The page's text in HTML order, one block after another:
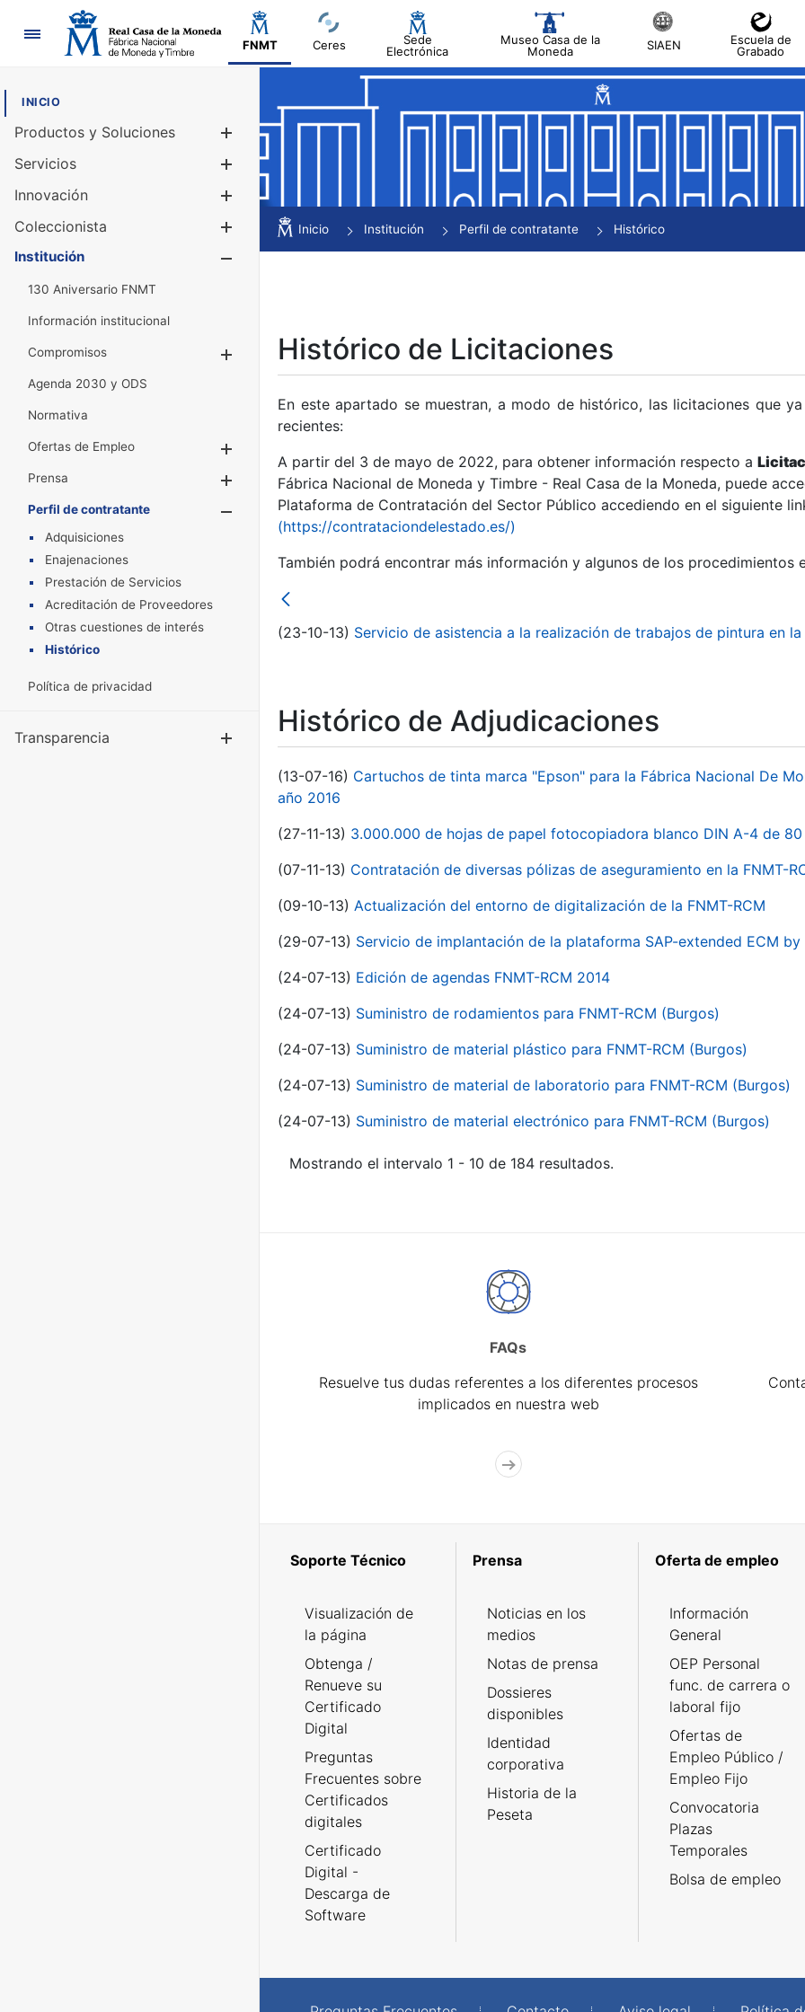
Navegación
FNMT Ceres
Sede
Electrónica
Museo Casa de la
Moneda
SIAEN
Escuela de
Grabado
INICIO
Productos y Soluciones
Mostrar/Ocultar
Servicios
Innovación
Coleccionista
Mostrar/Ocultar
Institución
130 Aniversario FNMT
Información institucional
Compromisos
Mostrar/Ocultar
Agenda 2030 y ODS
Normativa
Ofertas de Empleo
Prensa
Mostrar/Ocultar
Perfil de contratante
Mostrar/Ocultar
Adquisiciones
Enajenaciones
Prestación de Servicios
Acreditación de Proveedores
Otras cuestiones de interés
Histórico
Política de privacidad
Transparencia
Inicio Institución Perfil de contratante Histórico
Histórico de Licitaciones
En este apartado se muestran, a modo de histórico, las licitaciones que
recientes:
A partir del 3 de mayo de 2022, para obtener información respecto a
Fábrica Nacional de Moneda y Timbre - Real Casa de la Moneda, puede
Plataforma de Contratación del Sector Público accediendo en el siguiente
(https://contrataciondelestado.es/)
También podrá encontrar más información y algunos de los procedimientos
(23-10-13) Servicio de asistencia a la realización de trabajos de pintura en
Histórico de Adjudicaciones
(13-07-16) Cartuchos de tinta marca "Epson" para la Fábrica Nacional De
año 2016
(27-11-13) 3.000.000 de hojas de papel fotocopiadora blanco DIN A-4 de 80
(07-11-13) Contratación de diversas pólizas de aseguramiento en la FNMT-
(09-10-13) Actualización del entorno de digitalización de la FNMT-RCM
(29-07-13) Servicio de implantación de la plataforma SAP-extended ECM by
(24-07-13) Edición de agendas FNMT-RCM 2014
(24-07-13) Suministro de rodamientos para FNMT-RCM (Burgos)
(24-07-13) Suministro de material plástico para FNMT-RCM (Burgos)
(24-07-13) Suministro de material de laboratorio para FNMT-RCM (Burgos)
(24-07-13) Suministro de material electrónico para FNMT-RCM (Burgos)
Mostrando el intervalo 1 - 10 de 184 resultados.
FAQs
Resuelve tus dudas referentes a los diferentes procesos
implicados en nuestra web
Soporte Técnico
Visualización de
la página
Obtenga /
Renueve su
Certificado
Digital
Preguntas
Frecuentes sobre
Certificados
digitales
Certificado
Digital -
Descarga de
Software
Prensa
Noticias en los
medios
Notas de prensa
Dossieres
disponibles
Identidad
corporativa
Historia de la
Peseta
Oferta de empleo
Información
General
OEP Personal
func. de carrera o
laboral fijo
Ofertas de
Empleo Público /
Empleo Fijo
Convocatoria
Plazas
Temporales
Bolsa de empleo